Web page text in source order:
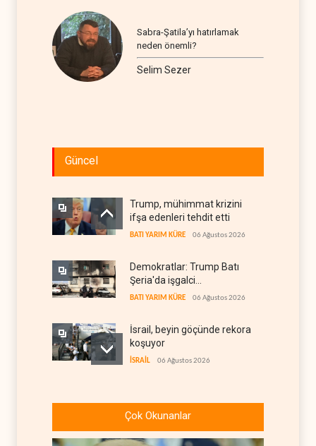
Sabra-Şatila’yı hatırlamak
neden önemli?
Selim Sezer
Güncel
Trump, mühimmat krizini
ifşa edenleri tehdit etti
BATI YARIM KÜRE 06 Ağustos 2026
Demokratlar: Trump Batı
Şeria'da işgalci
yerleşimcilere cezasızlık
BATI YARIM KÜRE 06 Ağustos 2026
İsrail, beyin göçünde rekora
koşuyor
İSRAİL 06 Ağustos 2026
Ukrayna'daki İHA
teknolojisinin peşine düştü
Çok Okunanlar